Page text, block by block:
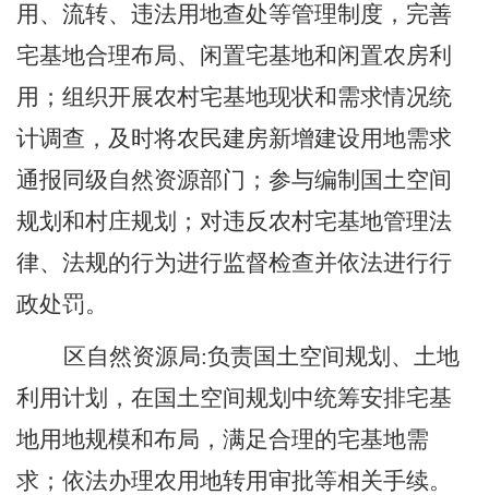
用、流转、违法用地查处等管理制度，完善
宅基地合理布局、闲置宅基地和闲置农房利
用；组织开展农村宅基地现状和需求情况统
计调查，及时将农民建房新增建设用地需求
通报同级自然资源部门；参与编制国土空间
规划和村庄规划； 对违反农村宅基地管理法
律、法规的行为进行监督检查并依法进行行
政处罚。
区自然资源局:负责国土空间规划、土地
利用计划，在国土空间规划中统筹安排宅基
地用地规模和布局，满足合理的宅基地需
求；依法办理农用地转用审批等相关手续。